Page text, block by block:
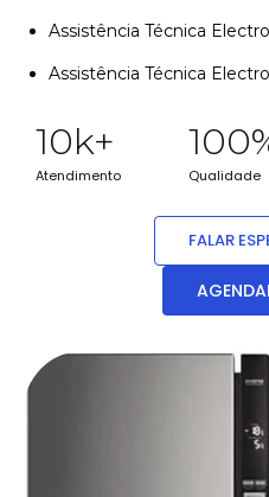
Assistência Técnica
Assistência Técnica
Atendimento
10k+
Qualidade
100
FALAR